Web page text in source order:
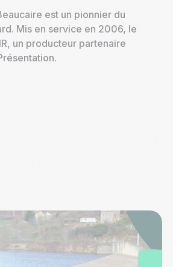
est un pionnier du
Mis en service en 2006, le
un producteur partenaire